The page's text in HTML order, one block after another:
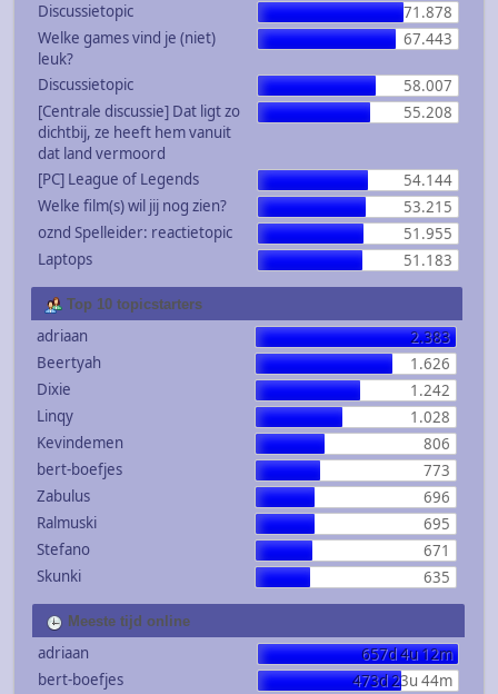
Discussietopic
71.878
Welke games vind je (niet)
leuk?
67.443
Discussietopic
58.007
[Centrale discussie] Dat ligt zo
dichtbij, ze heeft hem vanuit
dat land vermoord
55.208
[PC] League of Legends
54.144
Welke film(s) wil jij nog zien?
53.215
oznd Spelleider: reactietopic
51.955
Laptops
51.183
Top 10 topicstarters
adriaan
2.383
Beertyah
1.626
Dixie
1.242
Linqy
1.028
Kevindemen
806
bert-boefjes
773
Zabulus
696
Ralmuski
695
Stefano
671
Skunki
635
Meeste tijd online
adriaan
657d 4u 12m
bert-boefjes
473d 23u 44m